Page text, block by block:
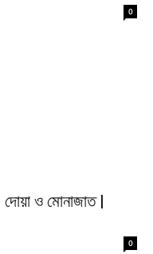
0
দোয়া ও মোনাজাত |
0